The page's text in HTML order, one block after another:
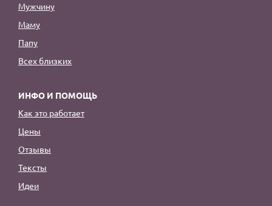
Мужчину
Маму
Папу
Всех близких
ИНФО И ПОМОЩЬ
Как это работает
Цены
Отзывы
Тексты
Идеи